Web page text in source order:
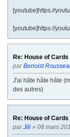
[youtube]https://
[youtube]https://
Re: House of
parBenoist
J'ai hâte hâte hâte
des autres)
Re: House of
parJili » 08 mars